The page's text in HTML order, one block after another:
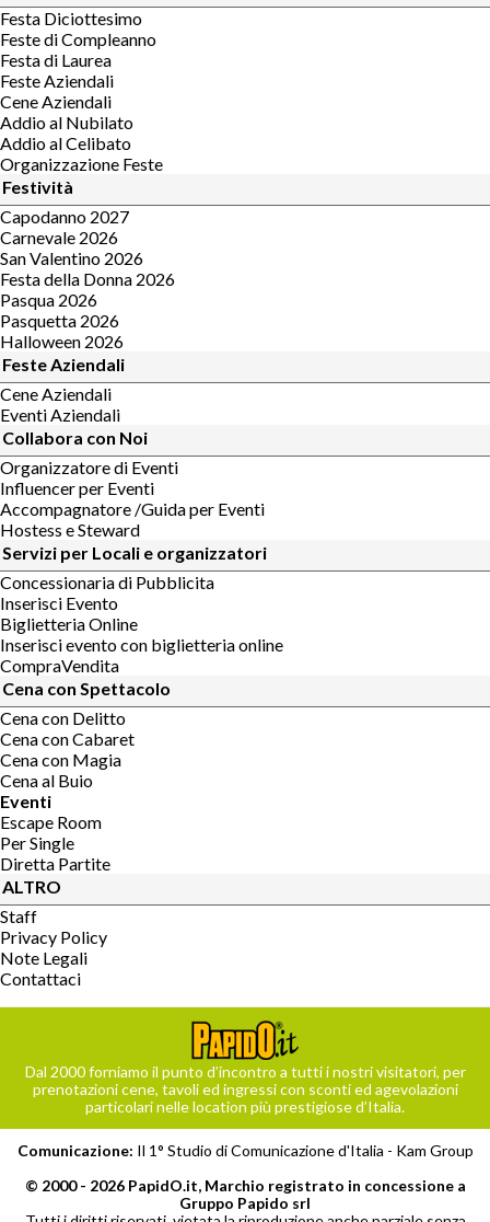
Festa Diciottesimo
Feste di Compleanno
Festa di Laurea
Feste Aziendali
Cene Aziendali
Addio al Nubilato
Addio al Celibato
Organizzazione Feste
Festività
Capodanno 2027
Carnevale 2026
San Valentino 2026
Festa della Donna 2026
Pasqua 2026
Pasquetta 2026
Halloween 2026
Feste Aziendali
Cene Aziendali
Eventi Aziendali
Collabora con Noi
Organizzatore di Eventi
Influencer per Eventi
Accompagnatore /Guida per Eventi
Hostess e Steward
Servizi per Locali e organizzatori
Concessionaria di Pubblicita
Inserisci Evento
Biglietteria Online
Inserisci evento con biglietteria online
CompraVendita
Cena con Spettacolo
Cena con Delitto
Cena con Cabaret
Cena con Magia
Cena al Buio
Eventi
Escape Room
Per Single
Diretta Partite
ALTRO
Staff
Privacy Policy
Note Legali
Contattaci
Dal 2000 forniamo il punto d’incontro a tutti i nostri visitatori, per
prenotazioni cene, tavoli ed ingressi con sconti ed agevolazioni
particolari nelle location più prestigiose d’Italia.
Comunicazione: Il 1° Studio di Comunicazione d'Italia - Kam Group
© 2000 - 2026 PapidO.it, Marchio registrato in concessione a
Gruppo Papido srl